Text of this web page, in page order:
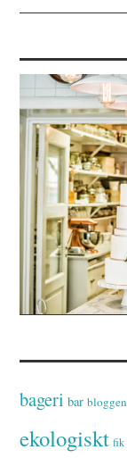
bageri bar bloggen
ekologiskt fik